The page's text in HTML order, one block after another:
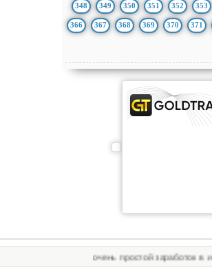
348 349 350 351 352 353
366 367 368 369 370 371
очень простой заработок в интернет